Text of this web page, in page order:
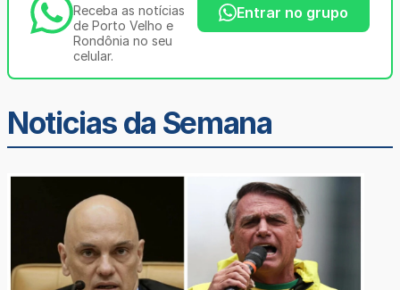
Receba as notícias
de Porto Velho e
Rondônia no seu
celular.
Entrar no grupo
Noticias da Semana